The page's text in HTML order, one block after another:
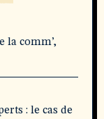
la comm’,
: le cas de